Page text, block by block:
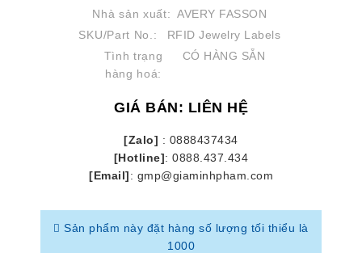
Nhà sản xuất: AVERY FASSON
SKU/Part No.:
RFID Jewelry Labels
Tình trạng
hàng hoá:
CÓ HÀNG SẴN
GIÁ BÁN: LIÊN HỆ
[Zalo] : 0888437434
[Hotline]: 0888.437.434
[Email]: gmp@giaminhpham.com
Sản phẩm này đặt hàng số lượng tối thiểu là
1000